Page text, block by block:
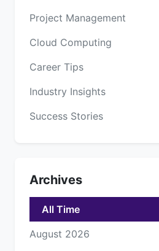
Project Management
Cloud Computing
Career Tips
Industry Insights
Success Stories
Archives
All Time
August 2026